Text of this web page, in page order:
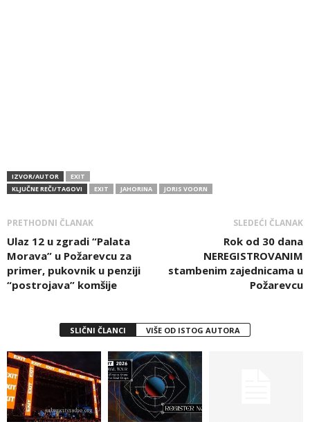
IZVOR/AUTOR
EXIT
KLJUČNE REČI/TAGOVI
EXIT JAHORINA JORIS VOORN
PRETHODNI ČLANAK
Ulaz 12 u zgradi “Palata
Morava” u Požarevcu za
primer, pukovnik u penziji
“postrojava” komšije
SLEDEĆI ČLANAK
Rok od 30 dana
NEREGISTROVANIM
stambenim zajednicama u
Požarevcu
SLIČNI ČLANCI VIŠE OD ISTOG AUTORA